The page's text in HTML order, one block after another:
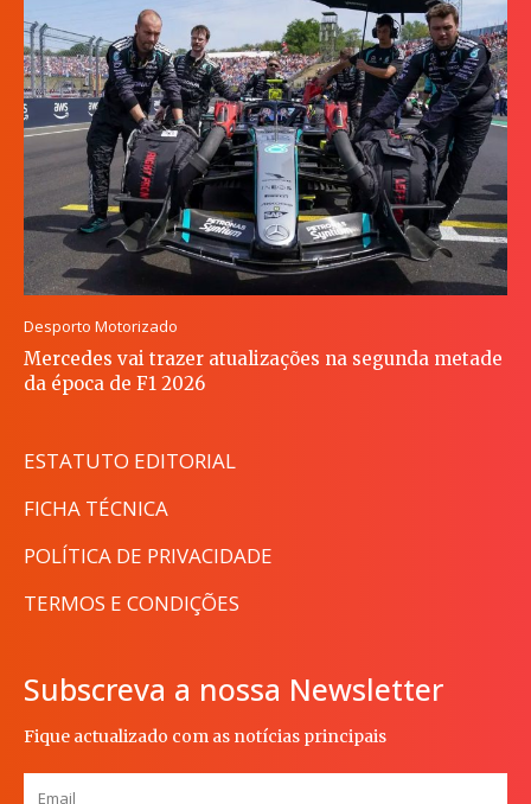
Desporto Motorizado
Mercedes vai trazer atualizações na segunda metade
da época de F1 2026
ESTATUTO EDITORIAL
FICHA TÉCNICA
POLÍTICA DE PRIVACIDADE
TERMOS E CONDIÇÕES
Subscreva a nossa Newsletter
Fique actualizado com as notícias principais